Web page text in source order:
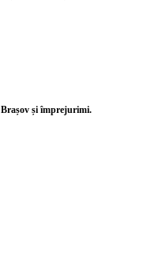
Brașov și împrejurimi.